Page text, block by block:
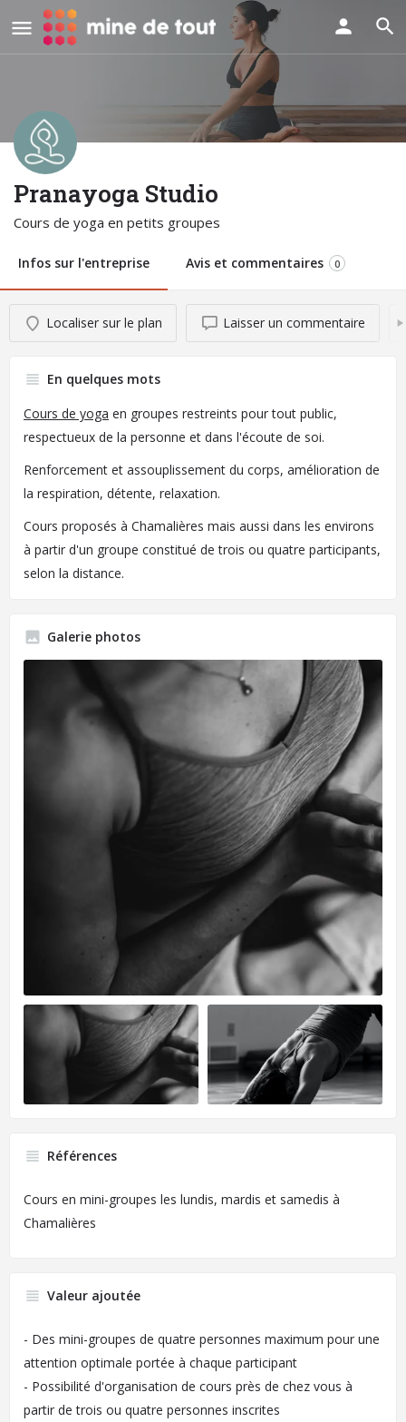
Pranayoga Studio
Cours de yoga en petits groupes
Infos sur l'entreprise Avis et commentaires 0
Localiser sur le plan Laisser un commentaire
En quelques mots
Cours de yoga en groupes restreints pour tout public,
respectueux de la personne et dans l'écoute de soi.
Renforcement et assouplissement du corps, amélioration de
la respiration, détente, relaxation.
Cours proposés à Chamalières mais aussi dans les environs
à partir d'un groupe constitué de trois ou quatre participants,
selon la distance.
Galerie photos
Références
Cours en mini-groupes les lundis, mardis et samedis à
Chamalières
Valeur ajoutée
- Des mini-groupes de quatre personnes maximum pour une
attention optimale portée à chaque participant
- Possibilité d'organisation de cours près de chez vous à
partir de trois ou quatre personnes inscrites